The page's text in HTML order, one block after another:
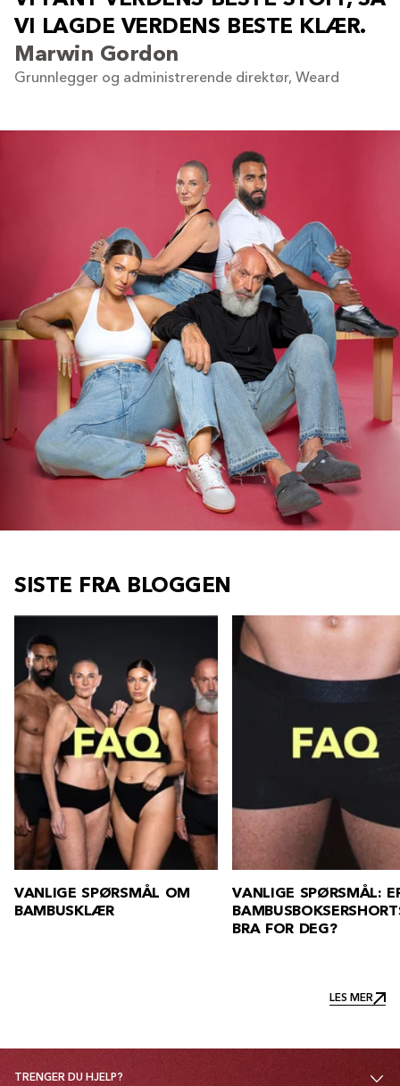
VI LAGDE VERDENS BESTE KLÆR.
Marwin Gordon
Grunnlegger og administrerende direktør, Weard
SISTE FRA BLOGGEN
VANLIGE SPØRSMÅL: ER
BAMBUSBOKSERSHORTSER
FAQ: HVORDAN
BAMBUSKLÆR?
LES MER
TRENGER DU HJELP?